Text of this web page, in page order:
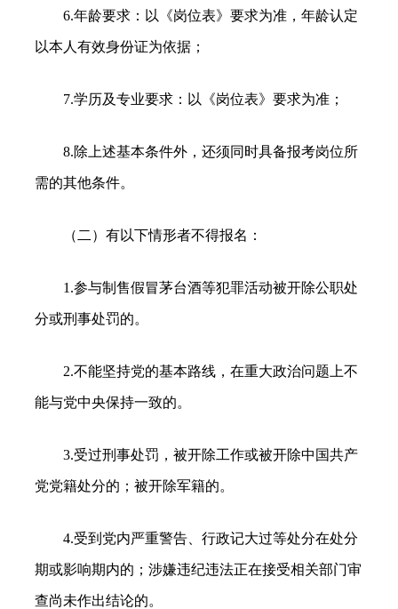
6.年龄要求：以《岗位表》要求为准，年龄认定
以本人有效身份证为依据；
7.学历及专业要求：以《岗位表》要求为准；
8.除上述基本条件外，还须同时具备报考岗位所
需的其他条件。
（二）有以下情形者不得报名：
1.参与制售假冒茅台酒等犯罪活动被开除公职处
分或刑事处罚的。
2.不能坚持党的基本路线，在重大政治问题上不
能与党中央保持一致的。
3.受过刑事处罚，被开除工作或被开除中国共产
党党籍处分的；被开除军籍的。
4.受到党内严重警告、行政记大过等处分在处分
期或影响期内的；涉嫌违纪违法正在接受相关部门审
查尚未作出结论的。